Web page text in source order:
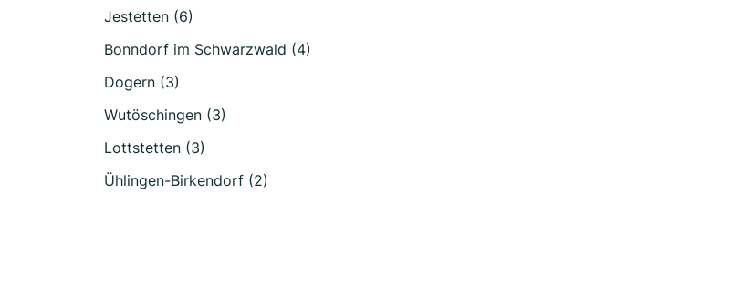
Jestetten (6)
Bonndorf im Schwarzwald (4)
Dogern (3)
Wutöschingen (3)
Lottstetten (3)
Ühlingen-Birkendorf (2)